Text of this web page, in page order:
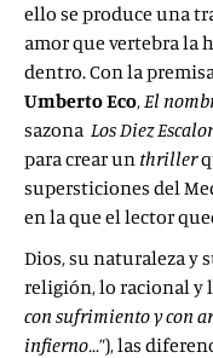
ello se produce una
amor que vertebra la
dentro. Con la
Umberto Eco,El
sazona Los Diez
para crear un thriller
supersticiones del
en la que el lector
Dios, su naturaleza y
religión, lo racional y
con sufrimiento y con
infierno…”), las